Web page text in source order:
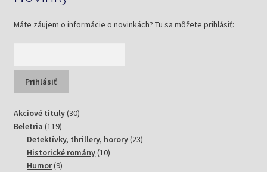
dobrý môj výraz, jednak som to preháňala s mimikou.
Vlastne, čím viac som sa usilovala, tým menej sa mi
Na pľaci vládlo absolútne ticho. Všetky pohľady boli
upreté na mňa. Cítila som, aký je ocko napätý.
Reflektory ma oslepovali. Pokožka pod líčidlami
svrbela. Tvár mi začali kriviť mimovoľné tiky...
Máte záujem o informácie o novinkách? Tu sa môžete prihlásiť:
Akciové tituly 3030
Beletria 119119
produktov
Detektívky, thrillery, horory 2323
Historické romány 1010
Humor 99